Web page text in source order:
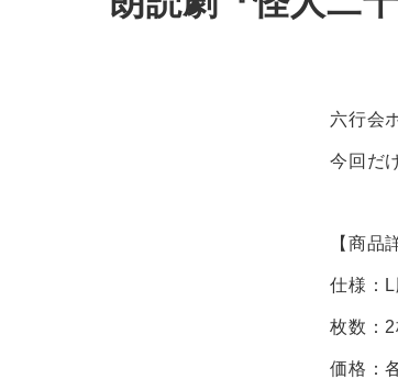
六行会
今回だ
【商品
仕様：
枚数：2
価格：